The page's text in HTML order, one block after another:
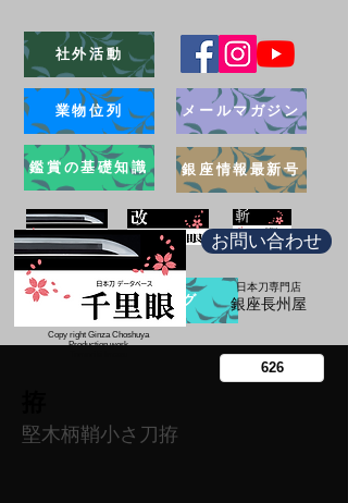
社外活動
業物位列
鑑賞の基礎知識
メールマガジン
銀座情報最新号
ブログ
お問い合わせ
日本刀専門店
​銀座長州屋
Copy right Ginza Choshuya
Production work
堅木柄鞘小さ刀拵